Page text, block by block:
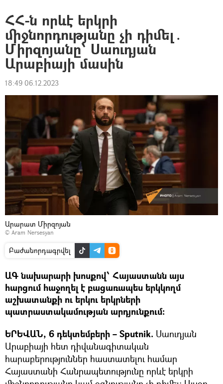
ՀՀ-ն որևէ երկրի
միջնորդությանը չի դիմել․
Միրզոյանը՝ Սաուդյան
Արաբիայի մասին
18:49 06.12.2023
Արարատ Միրզոյան
© Aram Nersesyan
Բաժանորդագրվել
ԱԳ նախարարի խոսքով՝ Հայաստանն այս
հարցում հաջողել է բացառապես երկկողմ
աշխատանքի ու երկու երկրների
պատրաստակամության արդյունքում։
ԵՐԵՎԱՆ, 6 դեկտեմբերի – Sputnik. Սաուդյան
Արաբիայի հետ դիվանագիտական
հարաբերություններ հաստատելու համար
Հայաստանի Հանրապետությունը որևէ երկրի